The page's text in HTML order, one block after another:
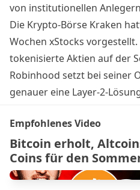
von institutionellen
Die Krypto-Börse Kraken
Wochen xStocks vorgestellt
tokenisierte Aktien auf der
Robinhood setzt bei seiner
genauer eine Layer-2-
Empfohlenes Video
Bitcoin erholt,
Coins für den